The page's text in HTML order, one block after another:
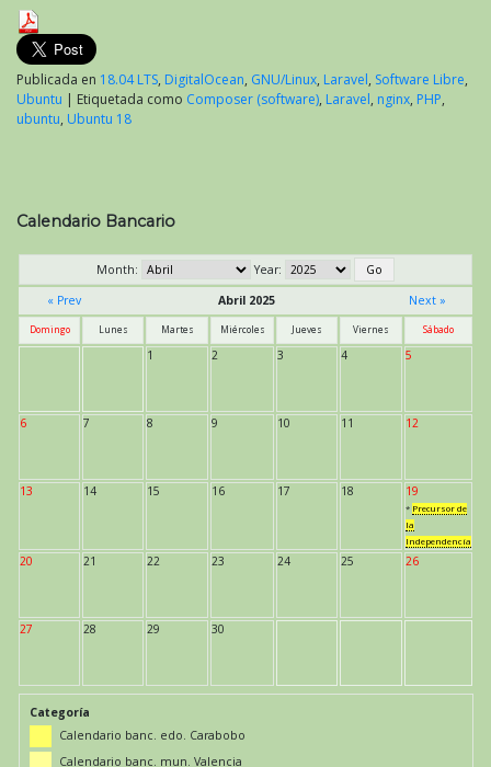
Publicada en 18.04 LTS, DigitalOcean, GNU/Linux, Laravel, Software Libre,
Ubuntu | Etiquetada como Composer (software), Laravel, nginx, PHP,
ubuntu, Ubuntu 18
Calendario Bancario
Month:
Year:
« Prev
Abril 2025 Next »
Domingo Lunes Martes Miércoles Jueves Viernes Sábado
1 2 3 4 5
6 7 8 9 10 11 12
13 14 15 16 17 18 19
* Precursor de
la
Independencia
20 21 22 23 24 25 26
27 28 29 30
Categoría
Calendario banc. edo. Carabobo
Calendario banc. mun. Valencia